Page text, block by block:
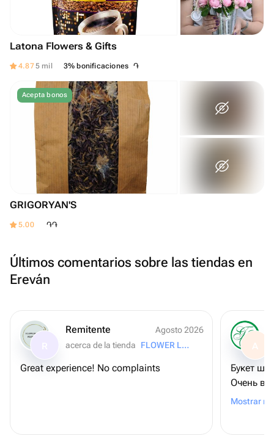
Latona Flowers & Gifts
4.875 mil 3% bonificaciones ֏
Acepta bonos
GRIGORYAN'S
5.00 ֏֏
Últimos comentarios sobre las tiendas en
Ereván
Remitente
Agosto 2026
acerca de la tienda
FLOWER LAB
Great experience! No complaints
A
Букет
Очень
все
Mostrar